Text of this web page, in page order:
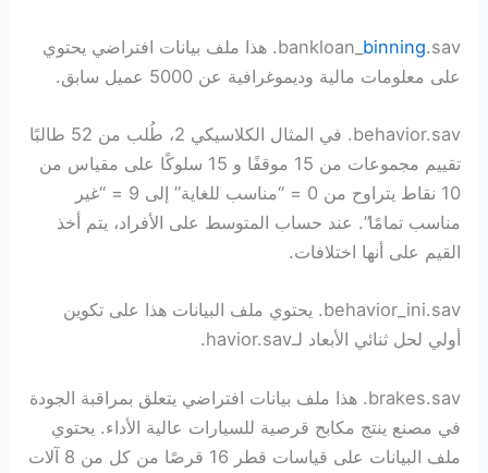
bankloan_ binning
.sav. هذا ملف بيانات افتراضي يحتوي
على معلومات مالية وديموغرافية عن 5000 عميل سابق.
behavior.sav. في المثال الكلاسيكي 2، طُلب من 52 طالبًا
تقييم مجموعات من 15 موقفًا و 15 سلوكًا على مقياس من
10 نقاط يتراوح من 0 = “مناسب للغاية” إلى 9 = “غير
مناسب تمامًا”. عند حساب المتوسط ​​على الأفراد، يتم أخذ
القيم على أنها اختلافات.
behavior_ini.sav. يحتوي ملف البيانات هذا على تكوين
أولي لحل ثنائي الأبعاد لـhavior.sav.
brakes.sav. هذا ملف بيانات افتراضي يتعلق بمراقبة الجودة
في مصنع ينتج مكابح قرصية للسيارات عالية الأداء. يحتوي
ملف البيانات على قياسات قطر 16 قرصًا من كل من 8 آلات